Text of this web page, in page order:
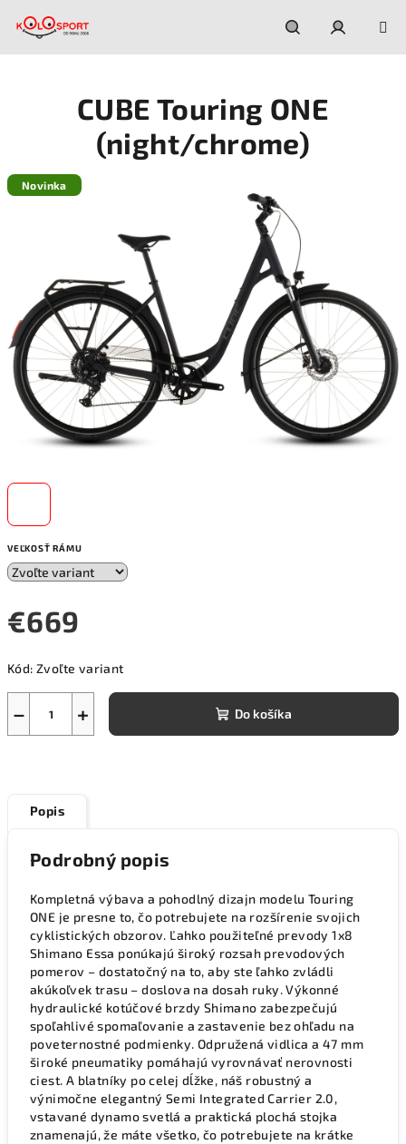
Hľadať
VEĽKOSŤ RÁMU
€669
cena:
Kód: Zvoľte variant
+
− Do košíka
CUBE Touring ONE
(night/chrome)
Novinka
Popis
Podrobný popis
Kompletná výbava a pohodlný dizajn modelu Touring
ONE je presne to, čo potrebujete na rozšírenie svojich
cyklistických obzorov. Ľahko použiteľné prevody 1x8
Shimano Essa ponúkajú široký rozsah prevodových
pomerov – dostatočný na to, aby ste ľahko zvládli
akúkoľvek trasu – doslova na dosah ruky. Výkonné
hydraulické kotúčové brzdy Shimano zabezpečujú
spoľahlivé spomaľovanie a zastavenie bez ohľadu na
poveternostné podmienky. Odpružená vidlica a 47 mm
široké pneumatiky pomáhajú vyrovnávať nerovnosti
ciest. A blatníky po celej dĺžke, náš robustný a
výnimočne elegantný Semi Integrated Carrier 2.0,
vstavané dynamo svetlá a praktická plochá stojka
znamenajú, že máte všetko, čo potrebujete na krátke